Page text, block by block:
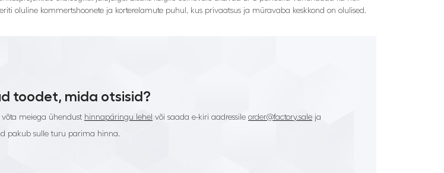
oluline kommertshoonete ja korterelamute puhul, kus privaatsus ja müravaba keskkond on olulised.
toodet, mida otsisid?
meiega ühendust hinnapäringu lehel või saada e-kiri aadressile order@factory.sale ja
pakub sulle turu parima hinna.